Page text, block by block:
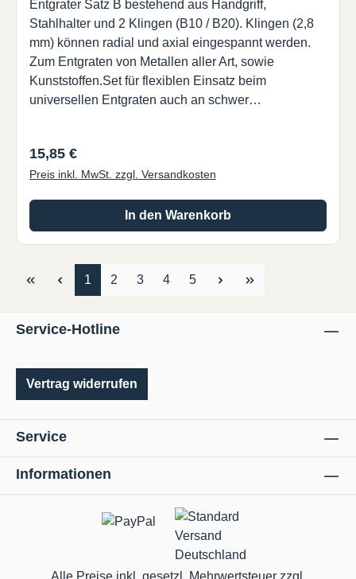
Entgrater Satz B bestehend aus Handgriff,
Stahlhalter und 2 Klingen (B10 / B20). Klingen (2,8
mm) können radial und axial eingespannt werden.
Zum Entgraten von Metallen aller Art, sowie
Kunststoffen.Set für flexiblen Einsatz beim
universellen Entgraten auch an schwer
Regulärer Preis:
15,85 €
Preis inkl. MwSt. zzgl. Versandkosten
In den Warenkorb
Seite
1 Seite
2 Seite
3 Seite
4 Seite
5
Service-Hotline
Vertrag widerrufen
Service
Informationen
Alle Preise inkl. gesetzl. Mehrwertsteuer zzgl.